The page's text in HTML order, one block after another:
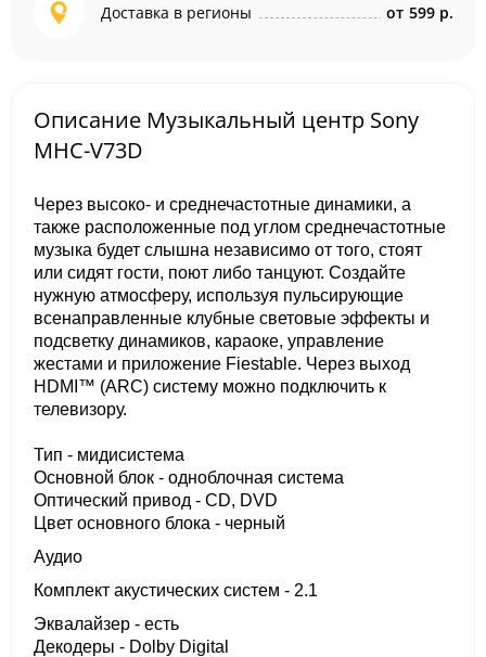
Доставка в регионы от 599 р.
Описание Музыкальный центр Sony
MHC-V73D
Через высоко- и среднечастотные динамики, а
также расположенные под углом среднечастотные
музыка будет слышна независимо от того, стоят
или сидят гости, поют либо танцуют. Создайте
нужную атмосферу, используя пульсирующие
всенаправленные клубные световые эффекты и
подсветку динамиков, караоке, управление
жестами и приложение Fiestable. Через выход
HDMI™ (ARC) систему можно подключить к
телевизору.
Тип - мидисистема
Основной блок - одноблочная система
Оптический привод - CD, DVD
Цвет основного блока - черный
Аудио
Комплект акустических систем - 2.1
Эквалайзер - есть
Декодеры - Dolby Digital